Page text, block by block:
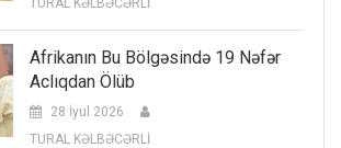
TURAL KƏLBƏCƏRLİ
Afrikanın Bu Bölgəsində 19 Nəfər
Aclıqdan Ölüb
28 İyul 2026
TURAL KƏLBƏCƏRLİ